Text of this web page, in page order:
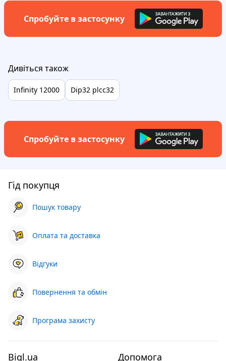
Спробуйте в застосунку
Дивіться також
Infinity 12000 Dip32 plcc32
Спробуйте в застосунку
Гід покупця
Пошук товару
Оплата та доставка
Відгуки
Повернення та обмін
Програма захисту
Bigl.ua Допомога